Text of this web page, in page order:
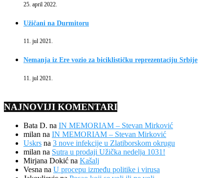
25. april 2022.
Užičani na Durmitoru
11. jul 2021.
Nemanja iz Ere vozio za biciklističku reprezentaciju Srbije
11. jul 2021.
NAJNOVIJI KOMENTARI
Bata D. na IN MEMORIAM – Stevan Mirković
milan na IN MEMORIAM – Stevan Mirković
Uskrs na 3 nove infekcije u Zlatiborskom okrugu
milan na Sutra u prodaji Užička nedelja 1031!
Mirjana Dokić na Kašalj
Vesna na U procepu između politike i virusa